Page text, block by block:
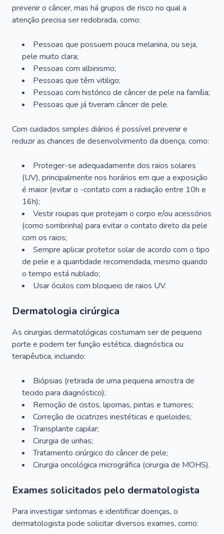
prevenir o câncer, mas há grupos de risco no qual a
atenção precisa ser redobrada, como:
Pessoas que possuem pouca melanina, ou seja,
pele muito clara;
Pessoas com albinismo;
Pessoas que têm vitiligo;
Pessoas com histórico de câncer de pele na família;
Pessoas que já tiveram câncer de pele.
Com cuidados simples diários é possível prevenir e
reduzir as chances de desenvolvimento da doença, como:
Proteger-se adequadamente dos raios solares
(UV), principalmente nos horários em que a exposição
é maior (evitar o -contato com a radiação entre 10h e
16h);
Vestir roupas que protejam o corpo e/ou acessórios
(como sombrinha) para evitar o contato direto da pele
com os raios;
Sempre aplicar protetor solar de acordo com o tipo
de pele e a quantidade recomendada, mesmo quando
o tempo está nublado;
Usar óculos com bloqueio de raios UV.
Dermatologia cirúrgica
As cirurgias dermatológicas costumam ser de pequeno
porte e podem ter função estética, diagnóstica ou
terapêutica, incluindo:
Biópsias (retirada de uma pequena amostra de
tecido para diagnóstico);
Remoção de cistos, lipomas, pintas e tumores;
Correção de cicatrizes inestéticas e queloides;
Transplante capilar;
Cirurgia de unhas;
Tratamento cirúrgico do câncer de pele;
Cirurgia oncológica micrográfica (cirurgia de MOHS).
Exames solicitados pelo dermatologista
Para investigar sintomas e identificar doenças, o
dermatologista pode solicitar diversos exames, como: